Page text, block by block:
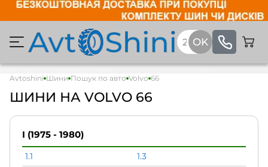
Avtoshini Шини Пошук по авто Volvo 66
ШИНИ НА VOLVO 66
I (1975 - 1980)
1.1 1.3